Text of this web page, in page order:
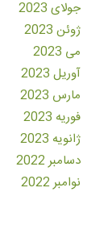
جولای 2023
ژوئن 2023
می 2023
آوریل 2023
مارس 2023
فوریه 2023
ژانویه 2023
دسامبر 2022
نوامبر 2022